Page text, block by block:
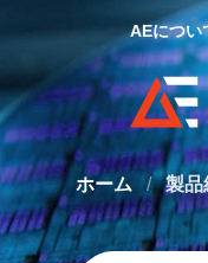
AEについ
ホーム / 製